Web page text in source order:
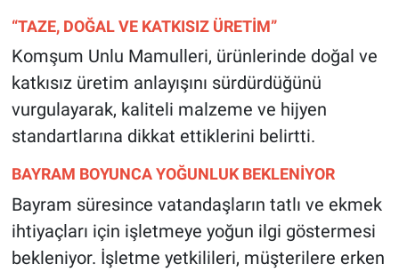
“TAZE, DOĞAL VE KATKISIZ ÜRETİM”
Komşum Unlu Mamulleri, ürünlerinde doğal ve
katkısız üretim anlayışını sürdürdüğünü
vurgulayarak, kaliteli malzeme ve hijyen
standartlarına dikkat ettiklerini belirtti.
BAYRAM BOYUNCA YOĞUNLUK BEKLENİYOR
Bayram süresince vatandaşların tatlı ve ekmek
ihtiyaçları için işletmeye yoğun ilgi göstermesi
bekleniyor. İşletme yetkilileri, müşterilere erken